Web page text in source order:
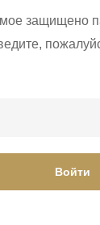
защищено